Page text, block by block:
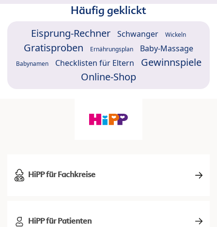
Häufig geklickt
Eisprung-Rechner Schwanger Wickeln
Gratisproben Ernährungsplan Baby-Massage
Babynamen Checklisten für Eltern
Gewinnspiele
Online-Shop
HiPP für Fachkreise
HiPP für Patienten